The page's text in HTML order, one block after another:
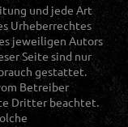
und jede Art
Urheberrechtes
jeweiligen Autors
Seite sind nur
gestattet.
Betreiber
Dritter beachtet.